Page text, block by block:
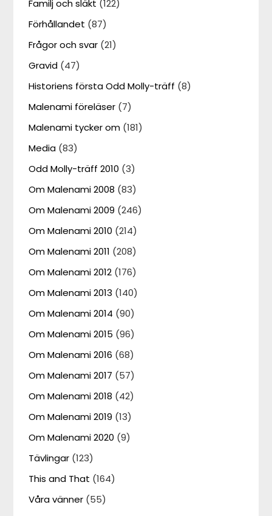
Familj och släkt (122)
Förhållandet (87)
Frågor och svar (21)
Gravid (47)
Historiens första Odd Molly-träff (8)
Malenami föreläser (7)
Malenami tycker om (181)
Media (83)
Odd Molly-träff 2010 (3)
Om Malenami 2008 (83)
Om Malenami 2009 (246)
Om Malenami 2010 (214)
Om Malenami 2011 (208)
Om Malenami 2012 (176)
Om Malenami 2013 (140)
Om Malenami 2014 (90)
Om Malenami 2015 (96)
Om Malenami 2016 (68)
Om Malenami 2017 (57)
Om Malenami 2018 (42)
Om Malenami 2019 (13)
Om Malenami 2020 (9)
Tävlingar (123)
This and That (164)
Våra vänner (55)